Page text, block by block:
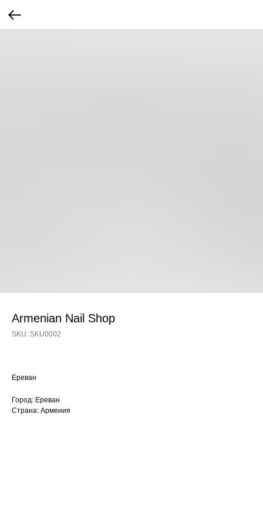
Armenian Nail Shop
SKU: SKU0002
Ереван
Город: Ереван
Страна: Армения